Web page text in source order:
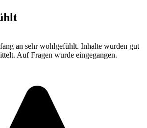
an sehr wohlgefühlt. Inhalte wurden gut
Auf Fragen wurde eingegangen.